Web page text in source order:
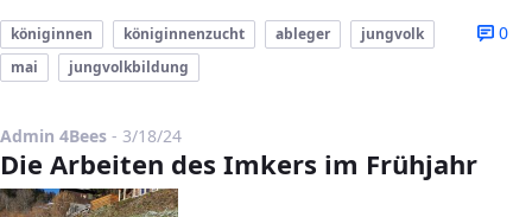
0
königinnen königinnenzucht ableger
jungvolk
mai
jungvolkbildung
Admin 4Bees - Published Date
3/18/24
Die Arbeiten des Imkers im Frühjahr